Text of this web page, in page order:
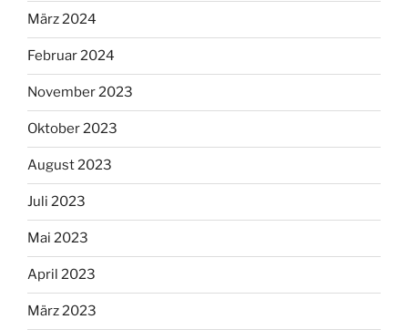
März 2024
Februar 2024
November 2023
Oktober 2023
August 2023
Juli 2023
Mai 2023
April 2023
März 2023